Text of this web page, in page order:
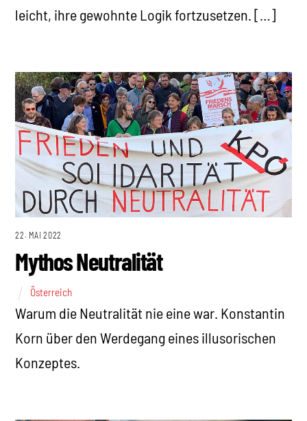
leicht, ihre gewohnte Logik fortzusetzen. […]
22. MAI 2022
Mythos Neutralität
Österreich
Warum die Neutralität nie eine war. Konstantin
Korn über den Werdegang eines illusorischen
Konzeptes.